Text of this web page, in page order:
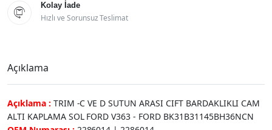

Kolay İade
Hızlı ve Sorunsuz Teslimat
Açıklama
Açıklama : TRIM -C VE D SUTUN ARASI CIFT BARDAKLIKLI CAM
ALTI KAPLAMA SOL FORD V363 - FORD BK31B31145BH36NCN